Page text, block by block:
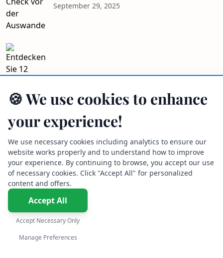
September 29, 2025
Entdecken Sie 12 unentdeckte Mittelmeer-
Perlen für erfahrene Reisende, die lange
Aufenthalte suchen
September 29, 2025
Wohnen auf Zypern: Alltag zwischen
🍪 We use cookies to enhance
your experience!
We use necessary cookies including analytics to ensure our
website works properly and to understand how to improve
your experience. By continuing to browse, you accept our use
of necessary cookies. Click "Accept All" for personalized
content and offers.
Accept All
Manage Preferences
Accept Necessary Only